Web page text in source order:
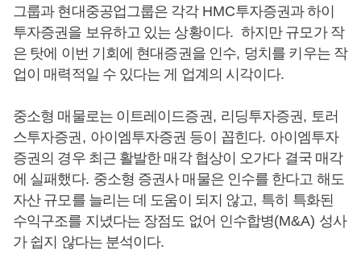
그룹과 현대중공업그룹은 각각 HMC투자증권과 하이
투자증권을 보유하고 있는 상황이다. 하지만 규모가 작
은 탓에 이번 기회에 현대증권을 인수, 덩치를 키우는 작
업이 매력적일 수 있다는 게 업계의 시각이다.
중소형 매물로는 이트레이드증권, 리딩투자증권, 토러
스투자증권 , 아이엠투자증권 등이 꼽힌다. 아이엠투자
증권의 경우 최근 활발한 매각 협상이 오가다 결국 매각
에 실패했다. 중소형 증권사 매물은 인수를 한다고 해도
자산 규모를 늘리는 데 도움이 되지 않고, 특히 특화된
수익구조를 지녔다는 장점도 없어 인수합병(M&A) 성사
가 쉽지 않다는 분석이다.